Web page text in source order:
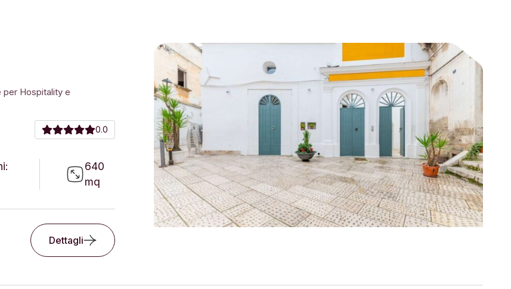
per Hospitality e
0.0
640
mq
Dettagli